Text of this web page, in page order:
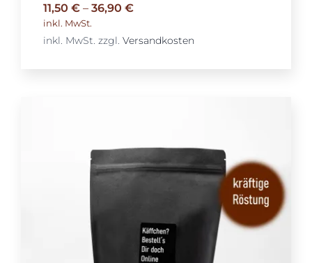
11,50 €– 36,90 €
inkl. MwSt.
inkl. MwSt. zzgl. Versandkosten